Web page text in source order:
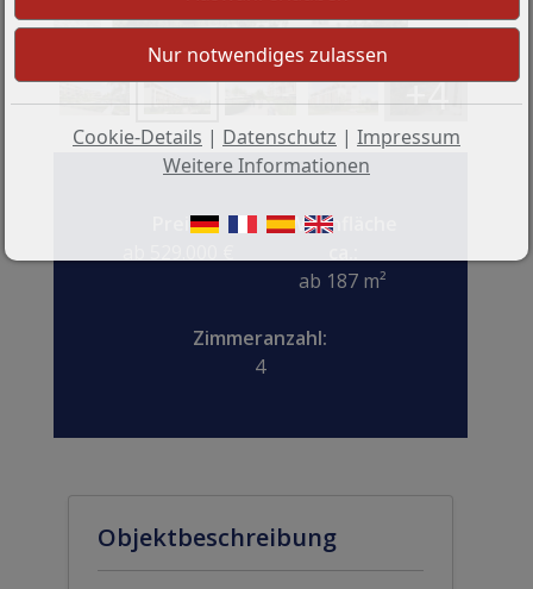
+4
Preis:
Wohnfläche
ab 187 m²
Zimmeranzahl:
4
Objektbeschreibung
Cookie-Details | Datenschutz | Impressum
Weitere Informationen